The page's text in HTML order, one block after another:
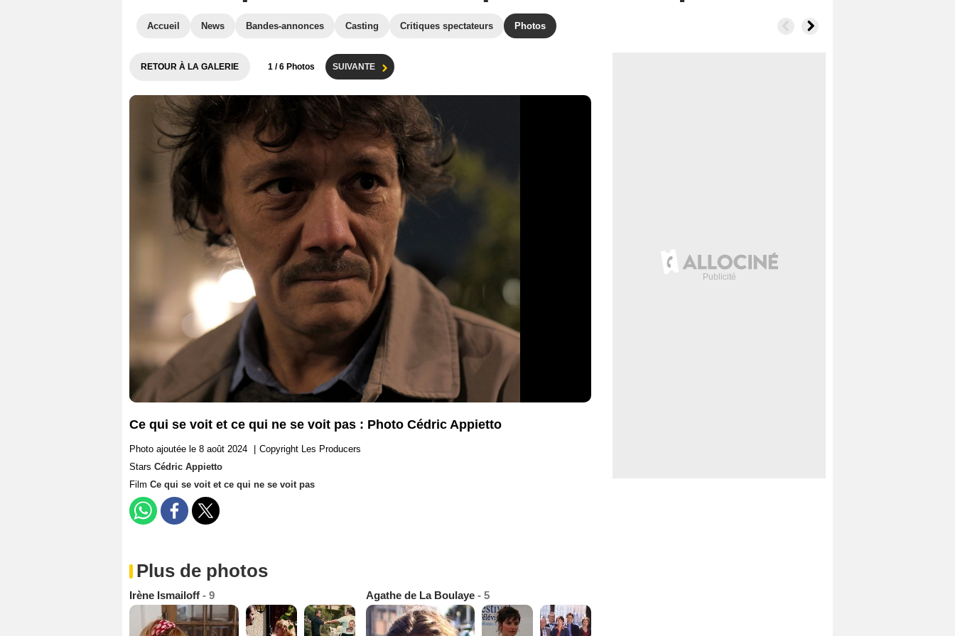
Accueil News Bandes-annonces Casting Critiques spectateurs Photos
RETOUR À LA GALERIE 1 / 6 Photos SUIVANTE
Ce qui se voit et ce qui ne se voit pas : Photo Cédric Appietto
Photo ajoutée le 8 août 2024
Copyright Les Producers
Stars Cédric Appietto
Film Ce qui se voit et ce qui ne se voit pas
Plus de photos
Irène Ismailoff - 9 Agathe de La Boulaye - 5